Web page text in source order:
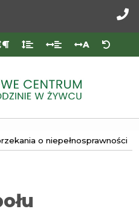
nas
A
o niepełnosprawności